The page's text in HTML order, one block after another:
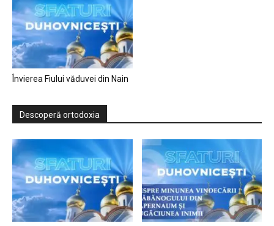
Învierea Fiului văduvei din Nain
Descoperă ortodoxia